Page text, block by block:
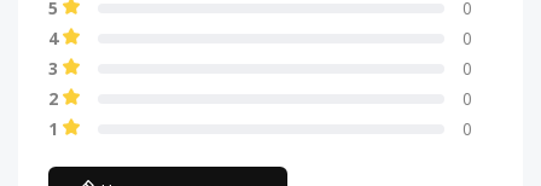
5
0
4
0
3
0
2
0
1
0